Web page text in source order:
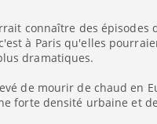
connaître des épisodes
à Paris qu'elles
dramatiques.
de mourir de chaud en
forte densité urbaine et